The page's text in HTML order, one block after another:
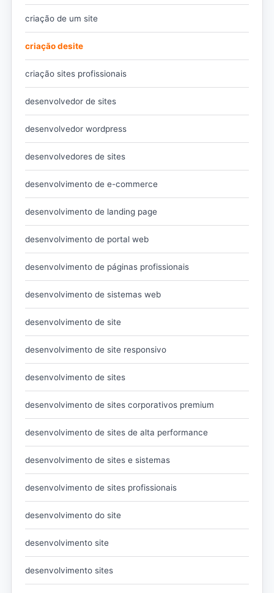
criação de um site
criação desite
criação sites profissionais
desenvolvedor de sites
desenvolvedor wordpress
desenvolvedores de sites
desenvolvimento de e-commerce
desenvolvimento de landing page
desenvolvimento de portal web
desenvolvimento de páginas profissionais
desenvolvimento de sistemas web
desenvolvimento de site
desenvolvimento de site responsivo
desenvolvimento de sites
desenvolvimento de sites corporativos premium
desenvolvimento de sites de alta performance
desenvolvimento de sites e sistemas
desenvolvimento de sites profissionais
desenvolvimento do site
desenvolvimento site
desenvolvimento sites